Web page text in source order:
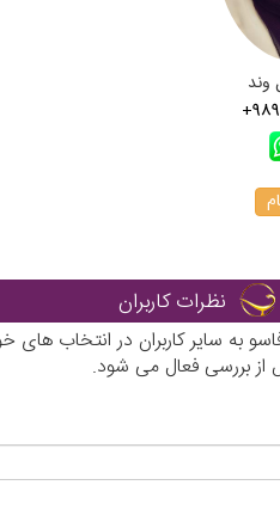
وند
نظرات کاربران
به سایر کاربران در انتخاب
از بررسی فعال می شود.